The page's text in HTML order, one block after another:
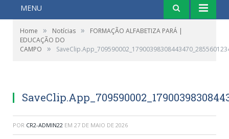
MENU
Home » Notícias »
FORMAÇÃO ALFABETIZA PARÁ |
EDUCAÇÃO DO
CAMPO
»
POR CR2-ADMIN22 EM 27 DE MAIO DE 2026